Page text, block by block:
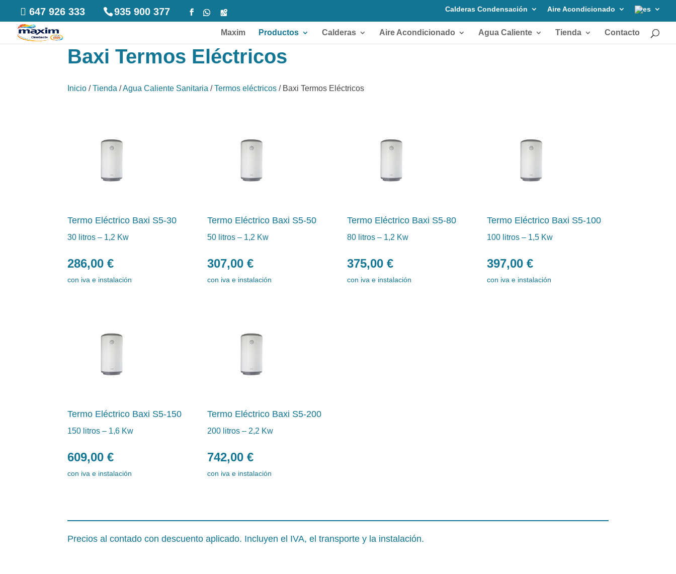
647 926 333 935 900 377 Calderas Condensación Aire Acondicionado
Maxim Productos Calderas Aire Acondicionado Agua Caliente Tienda Contacto
Baxi Termos Eléctricos
Inicio /Tienda /Agua Caliente Sanitaria /Termos eléctricos / Baxi Termos Eléctricos
Termo Eléctrico Baxi S5-30
30 litros – 1,2 Kw
286,00€
con iva e instalación
Termo Eléctrico Baxi S5-50
50 litros – 1,2 Kw
307,00€
con iva e instalación
Termo Eléctrico Baxi S5-80
80 litros – 1,2 Kw
375,00€
con iva e instalación
Termo Eléctrico Baxi S5-100
100 litros – 1,5 Kw
397,00€
con iva e instalación
Termo Eléctrico Baxi S5-150
150 litros – 1,6 Kw
609,00€
con iva e instalación
Termo Eléctrico Baxi S5-200
200 litros – 2,2 Kw
742,00€
con iva e instalación
Precios al contado con descuento aplicado. Incluyen el IVA, el transporte y la instalación.